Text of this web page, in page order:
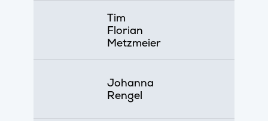
Tim
Florian
Metzmeier
Johanna
Rengel